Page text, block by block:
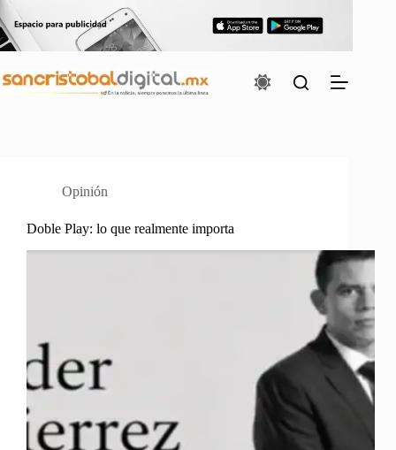
al
contenido
Opinión
Doble Play: lo que realmente importa